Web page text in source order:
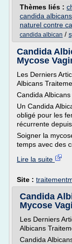
Thèmes liés :
candida
naturel contre
candida albican /
Candida
Mycose
Les Derniers
Albicans
Candida
Un Candida
obligé pour les
récurrente
Soigner la
temps avec des
Lire la suite
Site :
Candida
Mycose
Les Derniers
Albicans
Candida